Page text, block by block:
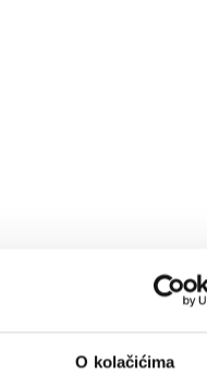
O kolačićima